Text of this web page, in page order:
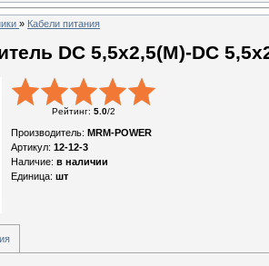
» Кабели питания
DC 5,5x2,5(M)-DC
Рейтинг: 5.0/2
Производитель: MRM-POWER
Артикул: 12-12-3
Наличие: в наличии
Единица: шт